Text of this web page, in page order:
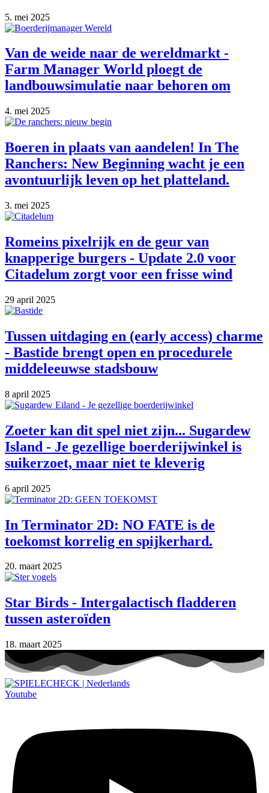
5. mei 2025
Van de weide naar de wereldmarkt -
Farm Manager World ploegt de
landbouwsimulatie naar behoren om
4. mei 2025
Boeren in plaats van aandelen! In The
Ranchers: New Beginning wacht je een
avontuurlijk leven op het platteland.
3. mei 2025
Romeins pixelrijk en de geur van
knapperige burgers - Update 2.0 voor
Citadelum zorgt voor een frisse wind
29 april 2025
Tussen uitdaging en (early access) charme
- Bastide brengt open en procedurele
middeleeuwse stadsbouw
8 april 2025
Zoeter kan dit spel niet zijn... Sugardew
Island - Je gezellige boerderijwinkel is
suikerzoet, maar niet te kleverig
6 april 2025
In Terminator 2D: NO FATE is de
toekomst korrelig en spijkerhard.
20. maart 2025
Star Birds - Intergalactisch fladderen
tussen asteroïden
18. maart 2025
Youtube